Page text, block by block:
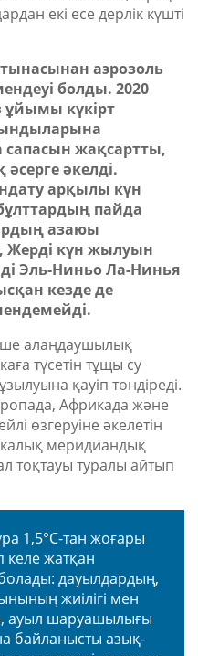
екі есе дерлік күшті
аэрозоль
болды. 2020
күкірт
сапасын жақсартты,
әкелді.
арқылы күн
пайда
азаюы
Жерді күн жылуын
Эль-Ниньо Ла-Нинья
кезде де
алаңдаушылық
түсетін тұщы су
қауіп төндіреді.
Африкада және
өзгеруіне әкелетін
меридиандық
тоқтауы туралы айтып
1,5°C-тан жоғары
келе жатқан
дауылдардың,
жиілігі мен
ауыл шаруашылығы
байланысты азық-